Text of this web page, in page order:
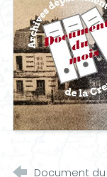
Document